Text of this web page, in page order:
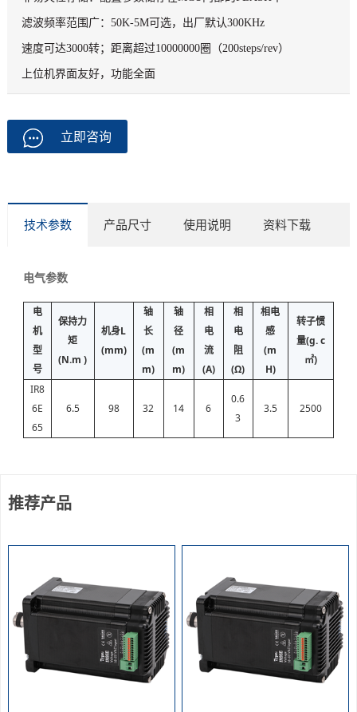
滤波频率范围广：50K-5M可选，出厂默认300KHz
速度可达3000转；距离超过10000000圈（200steps/rev）
上位机界面友好，功能全面
立即咨询
技术参数 产品尺寸 使用说明 资料下载
电气参数
电
机
型
号
保持力
矩
(N.m )
机身L
(mm)
轴
长
(m
m)
轴
径
(m
m)
相
电
流
(A)
相
电
阻
(Ω)
相电
感
(m
H)
转子惯
量(g. c
㎡)
IR8
6E
65
6.5 98 32 14 6
0.6
3
3.5 2500
推荐产品